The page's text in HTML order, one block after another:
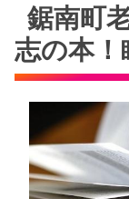
鋸南町
志の本